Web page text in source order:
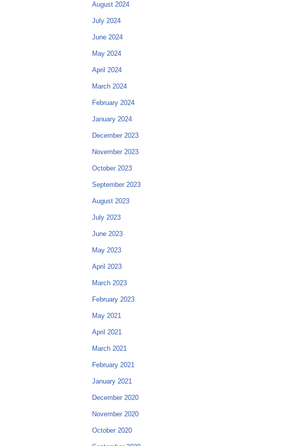
August 2024
July 2024
June 2024
May 2024
April 2024
March 2024
February 2024
January 2024
December 2023
November 2023
October 2023
September 2023
August 2023
July 2023
June 2023
May 2023
April 2023
March 2023
February 2023
May 2021
April 2021
March 2021
February 2021
January 2021
December 2020
November 2020
October 2020